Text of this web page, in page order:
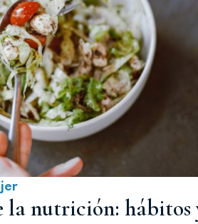
nutrición: hábitos